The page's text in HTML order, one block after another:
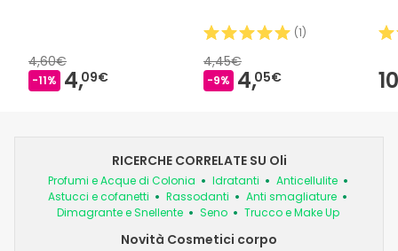
4,60€
-11% 4,09€
(1)
4,45€
-9% 4,05€
RICERCHE CORRELATE SU Oli
Profumi e Acque di Colonia Idratanti
Anticellulite
Astucci e cofanetti
Rassodanti
Anti smagliature
Dimagrante e Snellente
Seno Trucco e Make Up
Novità Cosmetici corpo